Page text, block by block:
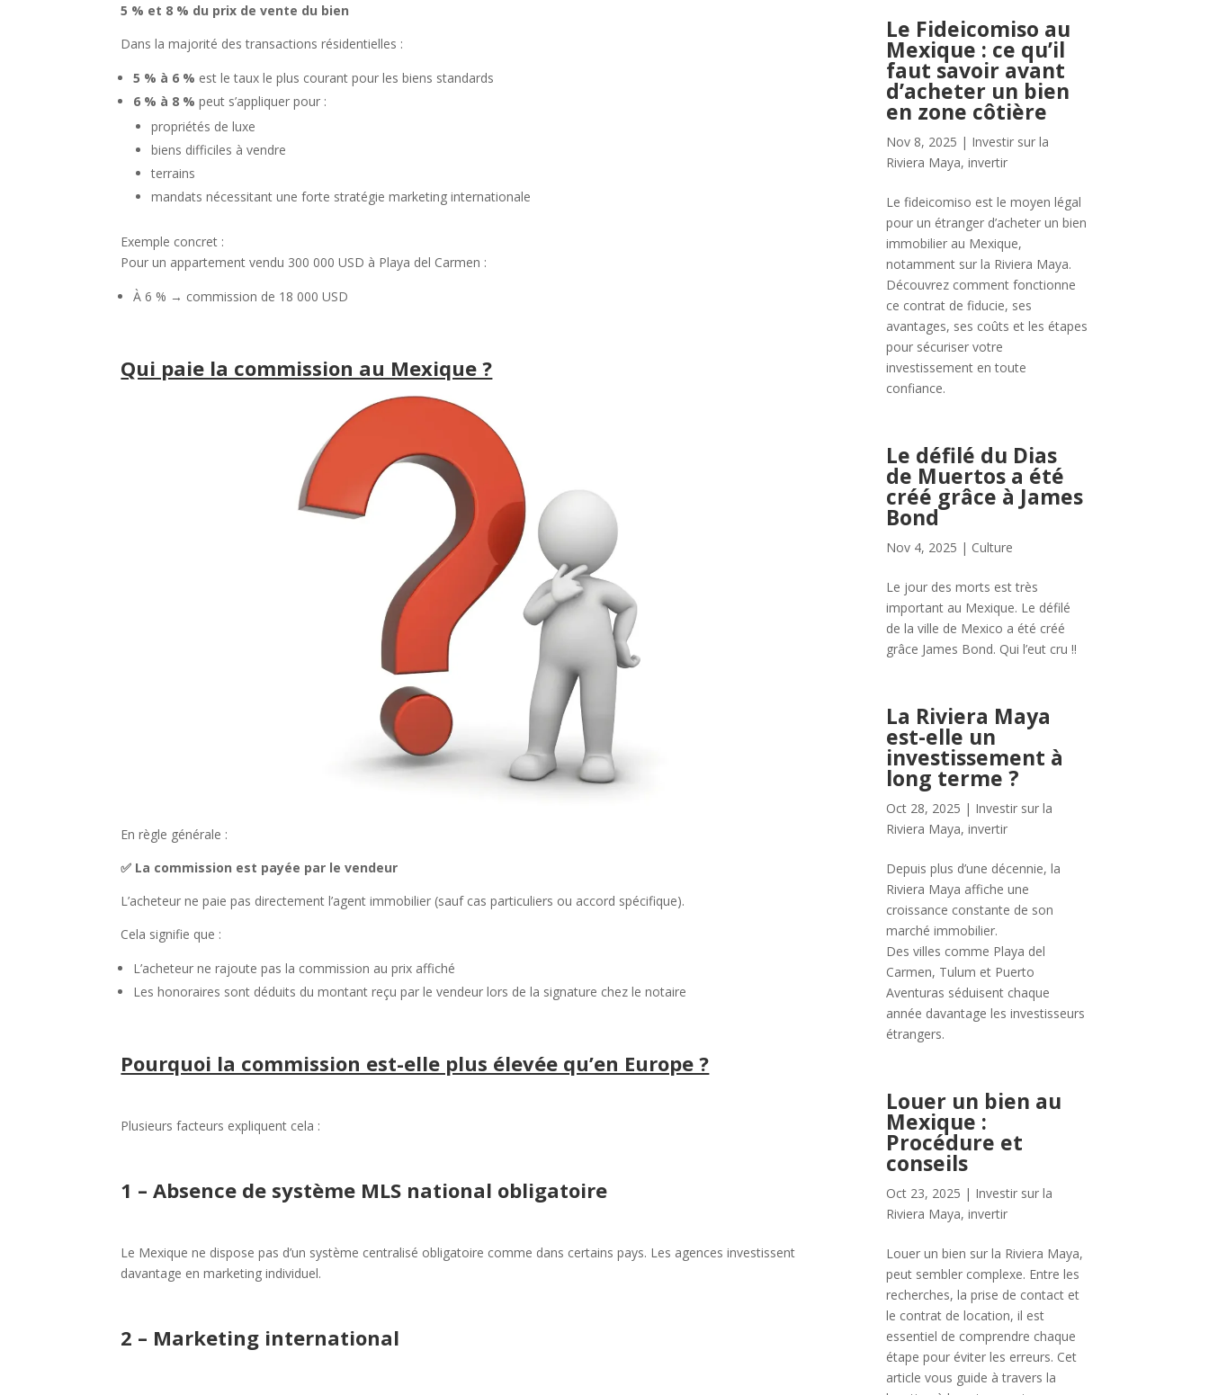
5 % et 8 % du prix de vente du bien
Dans la majorité des transactions résidentielles :
5 % à 6 % est le taux le plus courant pour les biens standards
6 % à 8 % peut s’appliquer pour :
propriétés de luxe
biens difficiles à vendre
terrains
mandats nécessitant une forte stratégie marketing internationale
Exemple concret :
Pour un appartement vendu 300 000 USD à Playa del Carmen :
À 6 % → commission de 18 000 USD
Qui paie la commission au Mexique ?
En règle générale :
✅ La commission est payée par le vendeur
L’acheteur ne paie pas directement l’agent immobilier (sauf cas particuliers ou accord spécifique).
Cela signifie que :
L’acheteur ne rajoute pas la commission au prix affiché
Les honoraires sont déduits du montant reçu par le vendeur lors de la signature chez le notaire
Pourquoi la commission est-elle plus élevée qu’en Europe ?
Plusieurs facteurs expliquent cela :
1 – Absence de système MLS national obligatoire
Le Mexique ne dispose pas d’un système centralisé obligatoire comme dans certains pays. Les agences investissent
davantage en marketing individuel.
2 – Marketing international
Le Fideicomiso au
Mexique : ce qu’il
faut savoir avant
d’acheter un bien
en zone côtière
Nov 8, 2025 | Investir sur la
Riviera Maya,invertir
Le fideicomiso est le moyen légal
pour un étranger d’acheter un bien
immobilier au Mexique,
notamment sur la Riviera Maya.
Découvrez comment fonctionne
ce contrat de fiducie, ses
avantages, ses coûts et les étapes
pour sécuriser votre
investissement en toute
confiance.
Le défilé du Dias
de Muertos a été
créé grâce à James
Bond
Nov 4, 2025 | Culture
Le jour des morts est très
important au Mexique. Le défilé
de la ville de Mexico a été créé
grâce James Bond. Qui l’eut cru !!
La Riviera Maya
est-elle un
investissement à
long terme ?
Oct 28, 2025 | Investir sur la
Riviera Maya,invertir
Depuis plus d’une décennie, la
Riviera Maya affiche une
croissance constante de son
marché immobilier.
Des villes comme Playa del
Carmen, Tulum et Puerto
Aventuras séduisent chaque
année davantage les investisseurs
étrangers.
Louer un bien au
Mexique :
Procédure et
conseils
Oct 23, 2025 | Investir sur la
Riviera Maya,invertir
Louer un bien sur la Riviera Maya,
peut sembler complexe. Entre les
recherches, la prise de contact et
le contrat de location, il est
essentiel de comprendre chaque
étape pour éviter les erreurs. Cet
article vous guide à travers la